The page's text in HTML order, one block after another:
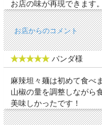
お店の味が再現できます。
お店からのコメント
パンダ様
麻辣坦々麺は初めて食べ
山椒の量を調整しながら
美味しかったです！